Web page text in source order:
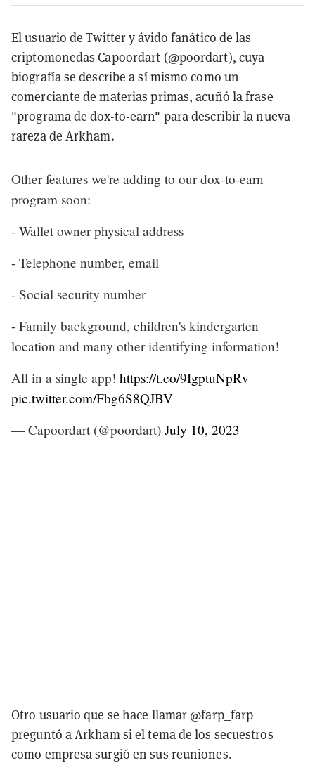
El usuario de Twitter y ávido fanático de las
criptomonedas Capoordart (@poordart), cuya
biografía se describe a sí mismo como un
comerciante de materias primas, acuñó la frase
"programa de dox-to-earn" para describir la nueva
rareza de Arkham.
Other features we're adding to our dox-to-earn
program soon:
- Wallet owner physical address
- Telephone number, email
- Social security number
- Family background, children's kindergarten
location and many other identifying information!
All in a single app! https://t.co/9IgptuNpRv
pic.twitter.com/Fbg6S8QJBV
— Capoordart (@poordart) July 10, 2023
Otro usuario que se hace llamar @farp_farp
preguntó a Arkham si el tema de los secuestros
como empresa surgió en sus reuniones.